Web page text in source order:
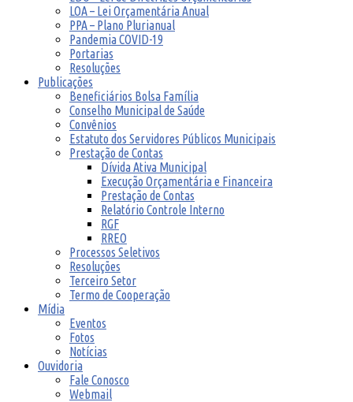
LOA – Lei Orçamentária Anual
PPA – Plano Plurianual
Pandemia COVID-19
Portarias
Resoluções
Publicações
Beneficiários Bolsa Família
Conselho Municipal de Saúde
Convênios
Estatuto dos Servidores Públicos Municipais
Prestação de Contas
Dívida Ativa Municipal
Execução Orçamentária e Financeira
Prestação de Contas
Relatório Controle Interno
RGF
RREO
Processos Seletivos
Resoluções
Terceiro Setor
Termo de Cooperação
Mídia
Eventos
Fotos
Notícias
Ouvidoria
Fale Conosco
Webmail